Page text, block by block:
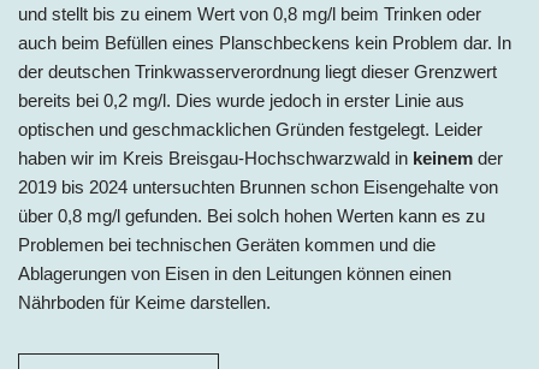
und stellt bis zu einem Wert von 0,8 mg/l beim Trinken oder
auch beim Befüllen eines Planschbeckens kein Problem dar. In
der deutschen Trinkwasserverordnung liegt dieser Grenzwert
bereits bei 0,2 mg/l. Dies wurde jedoch in erster Linie aus
optischen und geschmacklichen Gründen festgelegt. Leider
haben wir im Kreis Breisgau-Hochschwarzwald in keinem der
2019 bis 2024 untersuchten Brunnen schon Eisengehalte von
über 0,8 mg/l gefunden. Bei solch hohen Werten kann es zu
Problemen bei technischen Geräten kommen und die
Ablagerungen von Eisen in den Leitungen können einen
Nährboden für Keime darstellen.